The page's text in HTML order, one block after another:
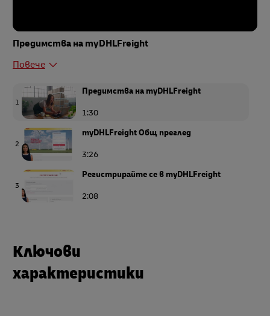
Предимства на myDHLFreight
Повече
1
Предимства на myDHLFreight
1:30
2
myDHLFreight Общ преглед
3:26
3
Регистрирайте се в myDHLFreight
2:08
Ключови
характеристики